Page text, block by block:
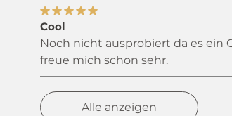
Cool
Noch nicht ausprobiert da es ein
freue mich schon sehr.
Alle anzeigen